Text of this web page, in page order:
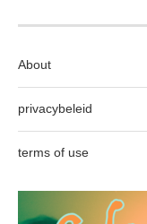
About
privacybeleid
terms of use